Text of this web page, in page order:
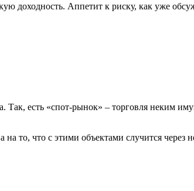
доходность. Аппетит к риску, как уже
есть «спот-рынок» – торговля неким
то, что с этими объектами случится через